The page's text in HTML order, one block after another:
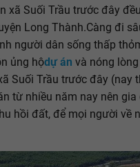
xã Suối Trầu trước đây
Long Thành.Càng đi
người dân sống thấp
ủng hộdự án và nóng
Suối Trầu trước đây (nay
từ nhiều năm nay nên gia
hồi đất, để mọi người về